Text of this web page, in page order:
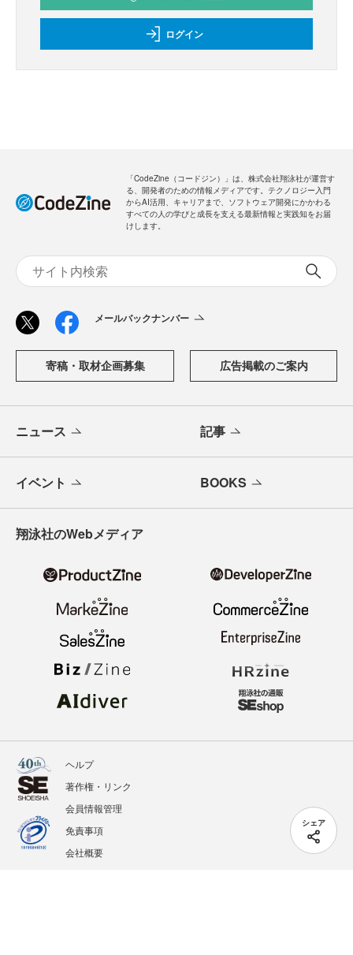
シェア
ログイン
「CodeZine（コードジン）」は、株式会社翔泳社が運営す
る、開発者のための情報メディアです。テクノロジー入門
からAI活用、キャリアまで、ソフトウェア開発にかかわる
すべての人の学びと成長を支える最新情報と実践知をお届
けします。
メールバックナンバー
寄稿・取材企画募集 広告掲載のご案内
ニュース 記事
イベント BOOKS
翔泳社のWebメディア
ヘルプ
著作権・リンク
会員情報管理
免責事項
会社概要